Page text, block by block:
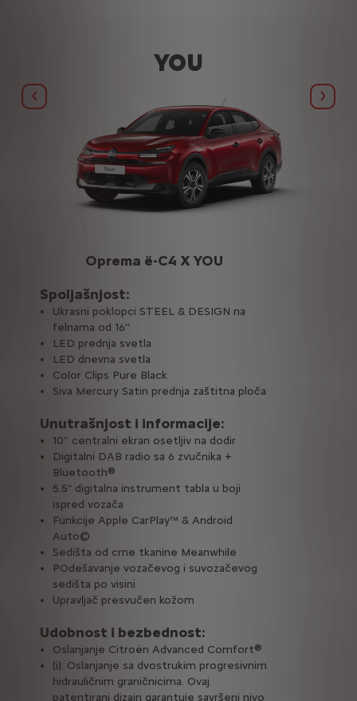
Précédent
YOU
Oprema ë-C4 X YOU
Spoljašnjost:
Ukrasni poklopci STEEL & DESIGN na
felnama od 16’’
LED prednja svetla
LED dnevna svetla
Color Clips Pure Black
Siva Mercury Satin prednja zaštitna ploča
Unutrašnjost i informacije:
10'' centralni ekran osetljiv na dodir
Digitalni DAB radio sa 6 zvučnika +
Bluetooth®
5.5" digitalna instrument tabla u boji
ispred vozača
Funkcije Apple CarPlay™ & Android
Auto©
Sedišta od crne tkanine Meanwhile
POdešavanje vozačevog i suvozačevog
sedišta po visini
Upravljač presvučen kožom
Udobnost i bezbednost:
Oslanjanje Citroën Advanced Comfort®
(i): Oslanjanje sa dvostrukim progresivnim
hidrauličnim graničnicima. Ovaj
patentirani dizajn garantuje savršeni nivo